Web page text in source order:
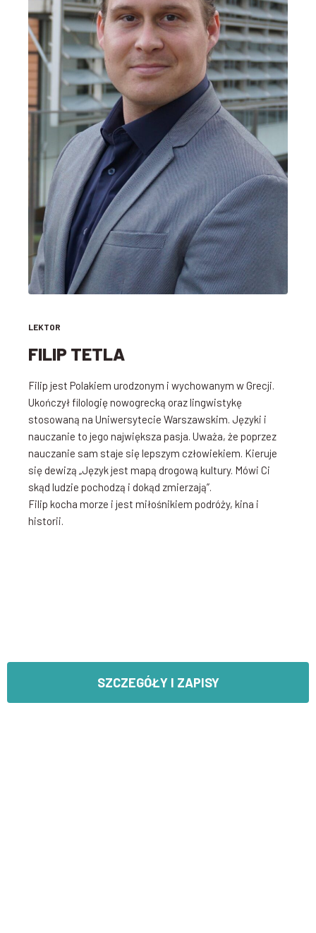
LEKTOR
FILIP TETLA
Filip jest Polakiem urodzonym i wychowanym w Grecji.
Ukończył filologię nowogrecką oraz lingwistykę
stosowaną na Uniwersytecie Warszawskim. Języki i
nauczanie to jego największa pasja. Uważa, że poprzez
nauczanie sam staje się lepszym człowiekiem. Kieruje
się dewizą „Język jest mapą drogową kultury. Mówi Ci
skąd ludzie pochodzą i dokąd zmierzają”.
Filip kocha morze i jest miłośnikiem podróży, kina i
historii.
SZCZEGÓŁY I ZAPISY